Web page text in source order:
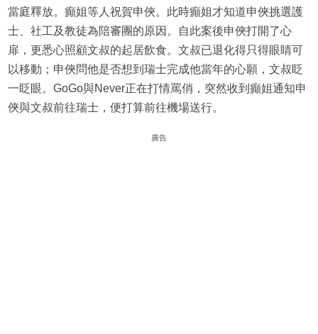
當庭釋放。癲姐等人祝賀申俠。此時癲姐才知道申俠挑選護
士、社工及教徒為陪審團的原因。自此案後申俠打開了心
扉，更悉心照顧文叔的起居飲食。文叔已退化得只得眼睛可
以移動；申俠問他是否想到瑞士完成他當年的心願，文叔眨
一眨眼。GoGo與Never正在打情罵俏，突然收到癲姐通知申
俠與文叔前往瑞士，便打算前往機場送行。
廣告